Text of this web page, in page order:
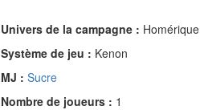
Univers de la campagne : Homérique
Système de jeu : Kenon
MJ : Sucre
Nombre de joueurs : 1